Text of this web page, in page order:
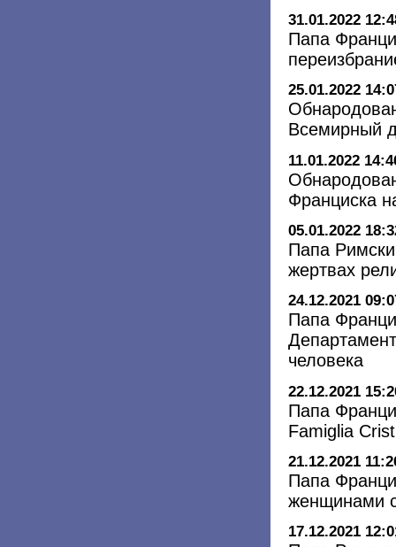
31.01.2022
Папа
25.01.2022
Всемирный
11.01.2022
Франциска
05.01.2022
Папа
жертвах
24.12.2021
Папа
человека
22.12.2021
Папа
Famiglia
21.12.2021
Папа
женщинами
17.12.2021